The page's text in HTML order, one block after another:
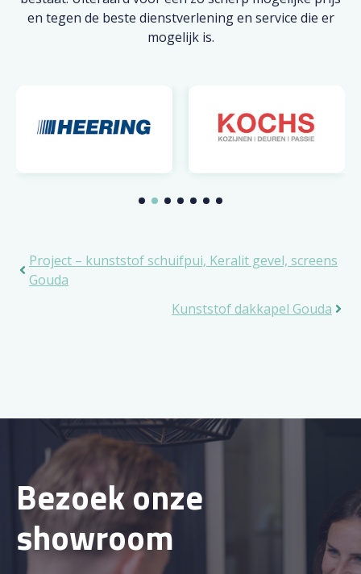
en tegen de beste dienstverlening en service die er
mogelijk is.
Project – kunststof schuifpui, Keralit gevel, screens
Gouda
Kunststof dakkapel Gouda
Bezoek onze
showroom